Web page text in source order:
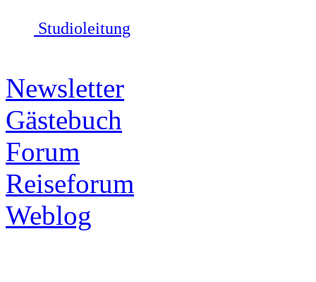
Studioleitung
Newsletter
Gästebuch
Forum
Reiseforum
Weblog